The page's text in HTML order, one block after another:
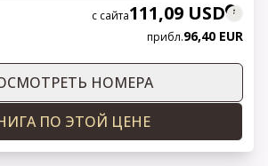
с сайта111,09 USD
прибл.96,40 EUR
НОМЕРА
ПО ЭТОЙ ЦЕНЕ